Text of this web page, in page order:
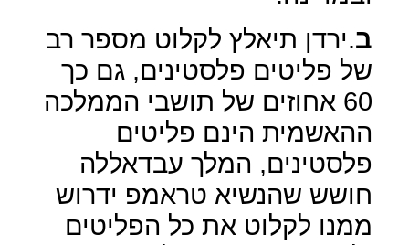
ב.ירדן תיאלץ לקלוט מספר רב
של פליטים פלסטינים, גם כך
60 אחוזים של תושבי הממלכה
ההאשמית הינם פליטים
פלסטינים, המלך עבדאללה
חושש שהנשיא טראמפ ידרוש
ממנו לקלוט את כל הפליטים